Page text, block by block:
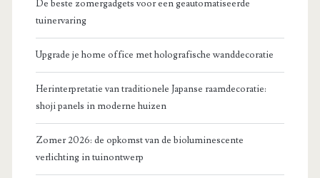
De beste zomergadgets voor een geautomatiseerde
tuinervaring
Upgrade je home office met holografische wanddecoratie
Herinterpretatie van traditionele Japanse raamdecoratie:
shoji panels in moderne huizen
Zomer 2026: de opkomst van de bioluminescente
verlichting in tuinontwerp